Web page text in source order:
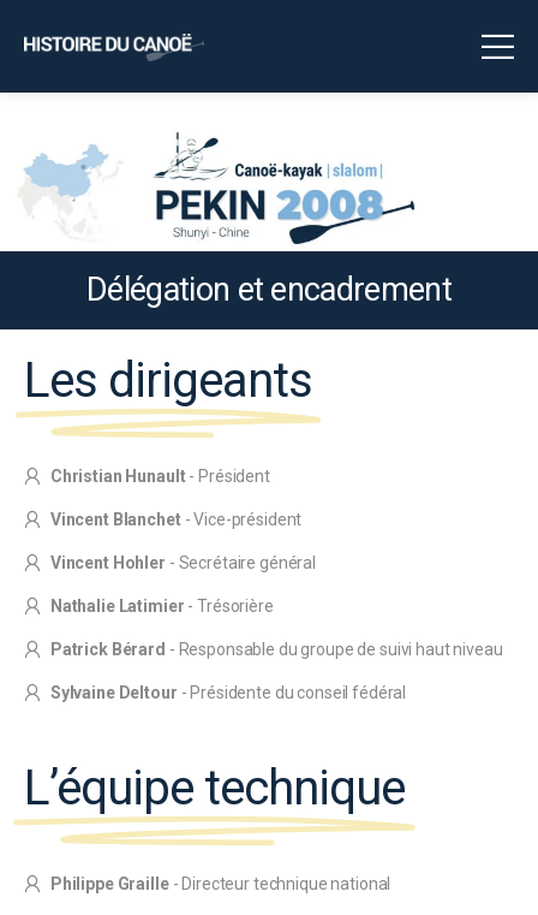
Délégation et encadrement
Les dirigeants
Christian Hunault- Président
Vincent Blanchet- Vice-président
Vincent Hohler - Secrétaire général
Nathalie Latimier - Trésorière
Patrick Bérard - Responsable du groupe de suivi haut niveau
Sylvaine Deltour - Présidente du conseil fédéral
L’équipe technique
Philippe Graille- Directeur technique national